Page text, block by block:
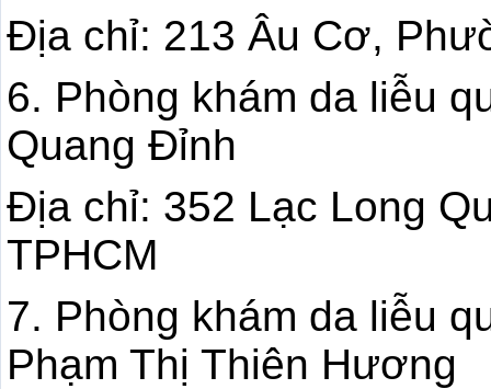
Địa chỉ: 213 Âu Cơ,
6. Phòng khám da liễu
Quang Đỉnh
Địa chỉ: 352 Lạc Long
TPHCM
7. Phòng khám da liễu
Phạm Thị Thiên Hương